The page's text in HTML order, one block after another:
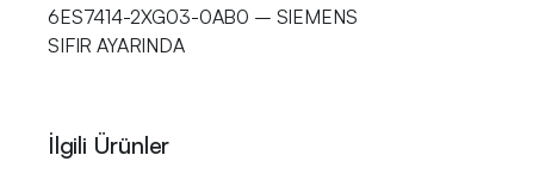
6ES7414-2XG03-0AB0 – SIEMENS
SIFIR AYARINDA
İlgili Ürünler